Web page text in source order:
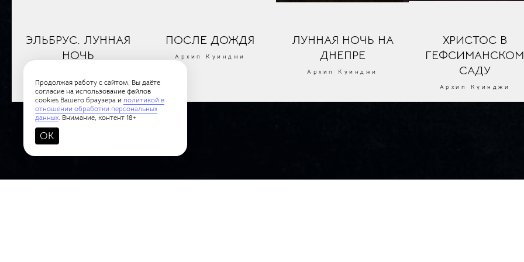
ЭЛЬБРУС. ЛУННАЯ
НОЧЬ
ПОСЛЕ ДОЖДЯ
Архип Куинджи
ЛУННАЯ НОЧЬ НА
ДНЕПРЕ
Архип Куинджи
ХРИСТОС В
ГЕФСИМАНСКОМ
САДУ
Архип Куинджи
Продолжая работу с сайтом, Вы даёте
согласие на использование файлов
cookies Вашего браузера и политикой в
отношении обработки персональных
данных. Внимание, контент 18+
OK